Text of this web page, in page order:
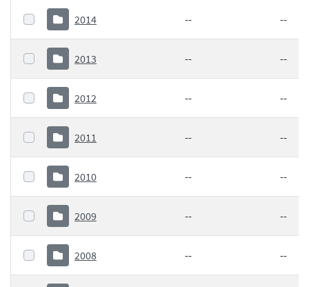
2014 -- --
2013 -- --
2012 -- --
2011 -- --
2010 -- --
2009 -- --
2008 -- --